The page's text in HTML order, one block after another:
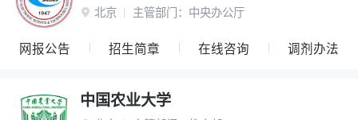
 北京 主管部门： 中央办公厅
网报公告 招生简章 在线咨询 调剂办法
中国农业大学